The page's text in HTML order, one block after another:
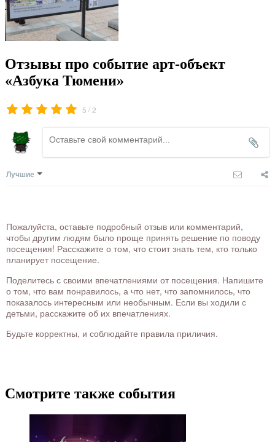
Отзывы про событие арт-объект
«Азбука Тюмени»
5 /2
Лучшие
Пожалуйста, оставьте подробный отзыв или комментарий,
чтобы другим людям было проще принять решение по поводу
посещения! Расскажите о том, что стоит знать тем, кто только
планирует посещение.
Поделитесь с своими впечатлениями от посещения. Напишите
о том, что вам понравилось, а что нет, что запомнилось, что
показалось интересным или необычным. Если вы ходили с
детьми, расскажите об их впечатлениях.
Будьте корректны, и соблюдайте правила приличия.
Смотрите также события